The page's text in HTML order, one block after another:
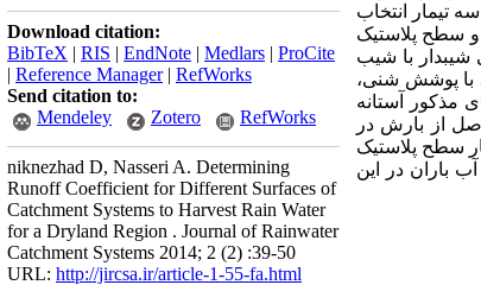
تیمار انتخاب
سطح پلاستیک
با شیب
سطح طبیعی با پوشش شنی،
برای تیمارهای مذکور آستانه
حاصل از بارش در
سطح پلاستیک
آب باران در این
Download citation:
BibTeX | RIS | EndNote | Medlars | ProCite
| Reference Manager| RefWorks
Send citation to:
Mendeley
Zotero RefWorks
niknezhad D, Nasseri A. Determining
Runoff Coefficient for Different Surfaces of
Catchment Systems to Harvest Rain Water
for a Dryland Region . Journal of Rainwater
Catchment Systems 2014; 2 (2) :39-50
URL: http://jircsa.ir/article-1-55-fa.html